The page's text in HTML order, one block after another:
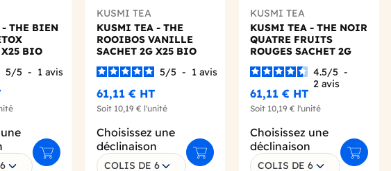
THE BIEN
X25 BIO
5/5 - 1 avis
Ajouter au panier
KUSMI TEA
KUSMI TEA - THE
ROOIBOS VANILLE
SACHET 2G X25 BIO
5/5 - 1 avis
61,11 € HT
Soit 10,19 € l'unité
Choisissez une
déclinaison
COLIS DE 6
Ajouter au panier
KUSMI TEA
KUSMI TEA - THE NOIR
QUATRE FRUITS
ROUGES SACHET 2G
4.5/5 -
2avis
61,11 € HT
Soit 10,19 € l'unité
Choisissez une
déclinaison
COLIS DE 6
Ajouter